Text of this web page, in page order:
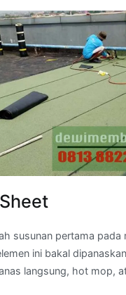
susunan pertama pada
ini bakal
langsung, hot mop,